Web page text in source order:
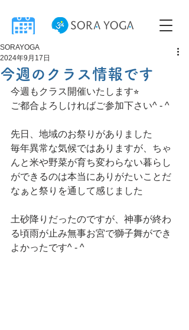
今週のクラス情報です
SORAYOGA
2024年9月17日
今週もクラス開催いたします⭐︎
ご都合よろしければご参加下さい^ - ^
先日、地域のお祭りがありました
毎年異常な気候ではありますが、ちゃ
んと米や野菜が育ち変わらない暮らし
ができるのは本当にありがたいことだ
なぁと祭りを通して感じました
土砂降りだったのですが、神事が終わ
る頃雨が止み無事お宮で獅子舞ができ
よかったです^ - ^